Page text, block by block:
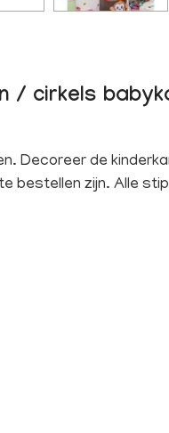
/ cirkels
Decoreer de
bestellen zijn. Alle